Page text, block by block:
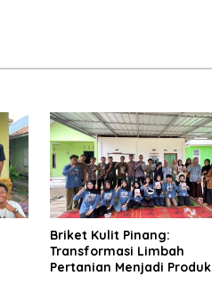
Briket Kulit Pinang:
Transformasi Limbah
Pertanian Menjadi Produk